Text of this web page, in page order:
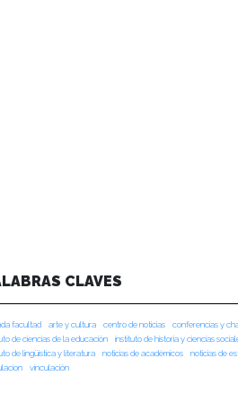
CLAVES
facultad arte y cultura centro de noticias conferencias y
de ciencias de la educación
instituto de historia y ciencias
de lingüística y literatura
noticias de académicos
noticias de
vinculación